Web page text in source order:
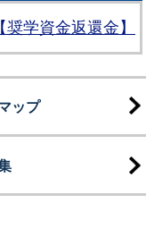
学資金返還金】
ップ